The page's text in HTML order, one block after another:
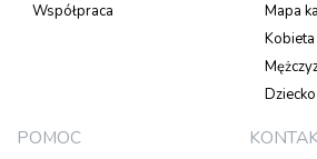
Współpraca
Mapa
Kobieta
Dziecko
POMOC